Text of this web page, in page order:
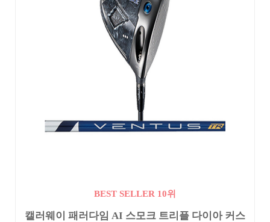
BEST SELLER 10위
캘러웨이 패러다임 AI 스모크 트리플 다이아 커스